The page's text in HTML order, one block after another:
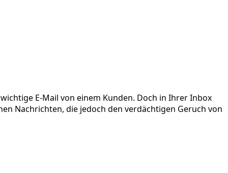
E-Mail von einem Kunden. Doch in Ihrer Inbox
Nachrichten, die jedoch den verdächtigen Geruch von